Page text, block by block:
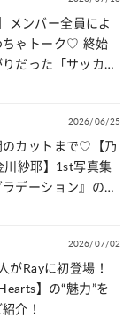
メンバー全員によ
ちゃトーク♡ 終始
だった「サッカー
2026/06/25
のカットまで♡【乃
川紗耶】1st写真集
ラデーション』の魅
2026/07/02
がRayに初登場！
】の“魅力”を
介！